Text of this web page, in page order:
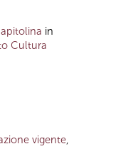
in
Cultura
vigente,